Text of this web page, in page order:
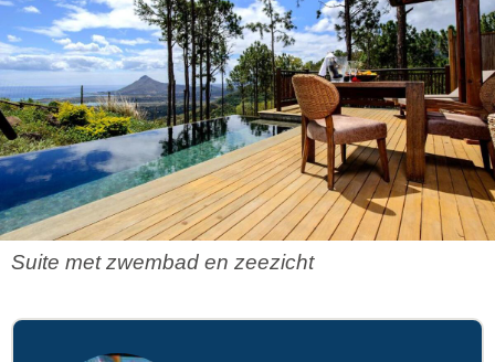
Suite met zwembad en zeezicht